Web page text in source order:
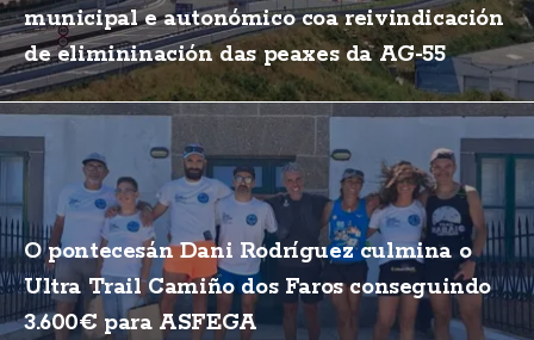
municipal e autonómico coa reivindicación
de elimininación das peaxes da AG-55
O pontecesán Dani Rodríguez culmina o
Ultra Trail Camiño dos Faros conseguindo
3.600€ para ASFEGA